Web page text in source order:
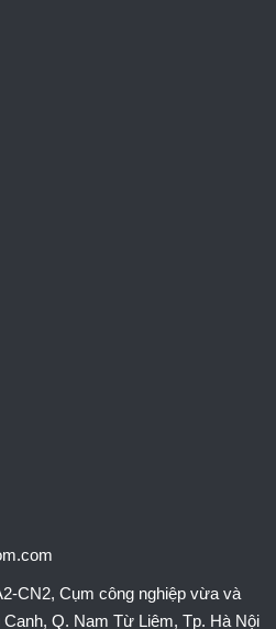
CN2, Cụm công nghiệp vừa và
Q. Nam Từ Liêm, Tp. Hà Nội